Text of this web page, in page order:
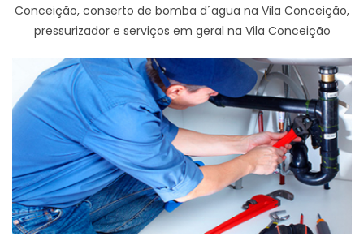
Conceição, conserto de bomba d´agua na Vila Conceição,
pressurizador e serviços em geral na Vila Conceição